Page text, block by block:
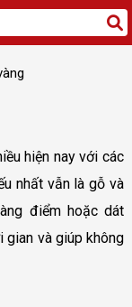
hiện nay với các
nhất vẫn là gỗ và
điểm hoặc dát
gian và giúp không